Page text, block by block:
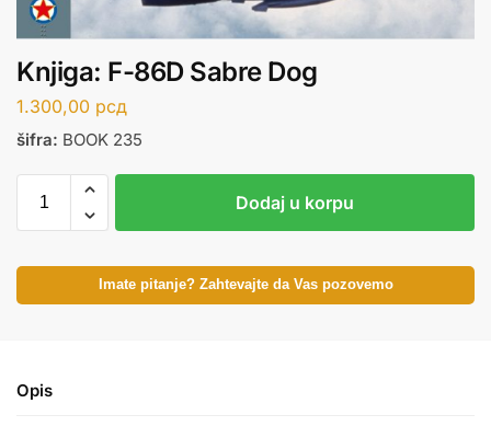
Knjiga: F-86D Sabre Dog
1.300,00 рсд
šifra: BOOK 235
Dodaj u korpu
Imate pitanje? Zahtevajte da Vas pozovemo
Opis